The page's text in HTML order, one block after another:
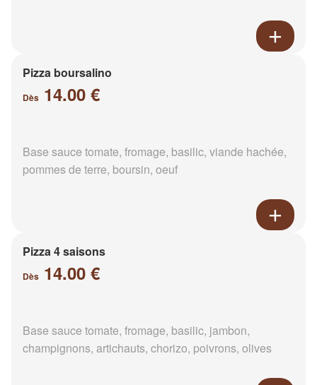
Pizza boursalino
Dès 14.00 €
Base sauce tomate, fromage, basilic, viande hachée,
pommes de terre, boursin, oeuf
Pizza 4 saisons
Dès 14.00 €
Base sauce tomate, fromage, basilic, jambon,
champignons, artichauts, chorizo, poivrons, olives